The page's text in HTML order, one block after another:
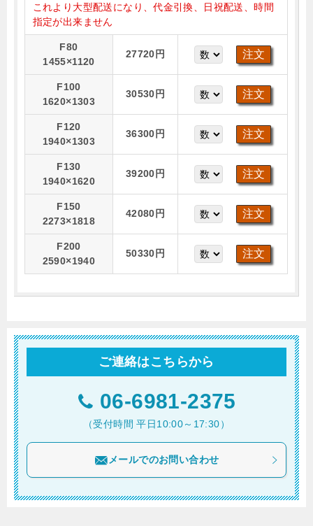
これより大型配送になり、代金引換、日祝配送、時間
指定が出来ません
F80
1455×1120
27720円
F100
1620×1303
30530円
F120
1940×1303
36300円
F130
1940×1620
39200円
F150
2273×1818
42080円
F200
2590×1940
50330円
ご連絡はこちらから
06-6981-2375
（受付時間 平日10:00～17:30）
メールでのお問い合わせ